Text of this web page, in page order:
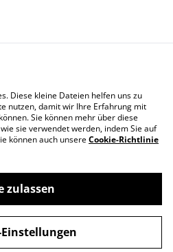
Rechtliche
Bestimmungen
Cookie-Richtlinie
Germany Store
powered by
Diese kleine Dateien helfen uns zu
nutzen, damit wir Ihre Erfahrung mit
Sie können mehr über diese
sie verwendet werden, indem Sie auf
können auch unsereCookie-Richtlinie
zulassen